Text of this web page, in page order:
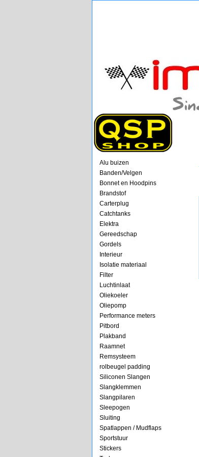
Alu buizen
Banden/Velgen
Bonnet en Hoodpins
Brandstof
Carterplug
Catchtanks
Elektra
Gereedschap
Gordels
Interieur
Isolatie materiaal
Filter
Luchtinlaat
Oliekoeler
Oliepomp
Performance meters
Pitbord
Plakband
Raamnet
Remsysteem
rolbeugel padding
Siliconen Slangen
Slangklemmen
Slangpilaren
Sleepogen
Sluiting
Spatlappen / Mudflaps
Sportstuur
Stickers